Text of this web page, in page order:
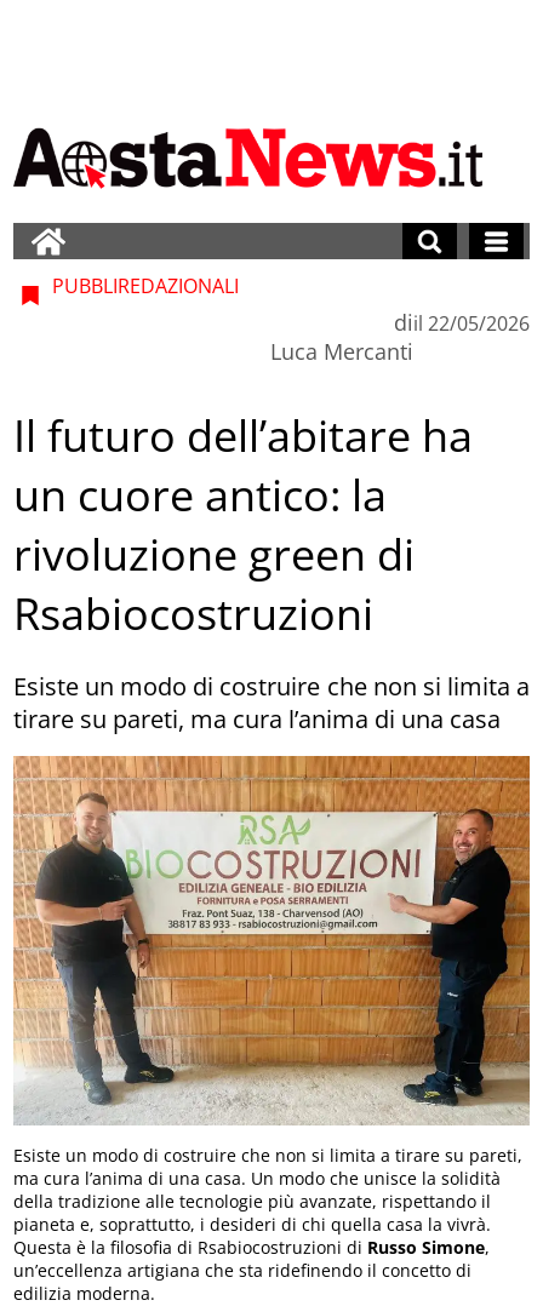
PUBBLIREDAZIONALI
di
Luca Mercanti
il 22/05/2026
Il futuro dell’abitare ha
un cuore antico: la
rivoluzione green di
Rsabiocostruzioni
Esiste un modo di costruire che non si limita a
tirare su pareti, ma cura l’anima di una casa
Esiste un modo di costruire che non si limita a tirare su pareti,
ma cura l’anima di una casa. Un modo che unisce la solidità
della tradizione alle tecnologie più avanzate, rispettando il
pianeta e, soprattutto, i desideri di chi quella casa la vivrà.
Questa è la filosofia di Rsabiocostruzioni di Russo Simone,
un’eccellenza artigiana che sta ridefinendo il concetto di
edilizia moderna.